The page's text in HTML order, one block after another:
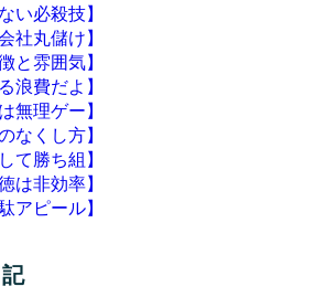
い必殺技】
社丸儲け】
と雰囲気】
浪費だよ】
無理ゲー】
なくし方】
て勝ち組】
は非効率】
アピール】